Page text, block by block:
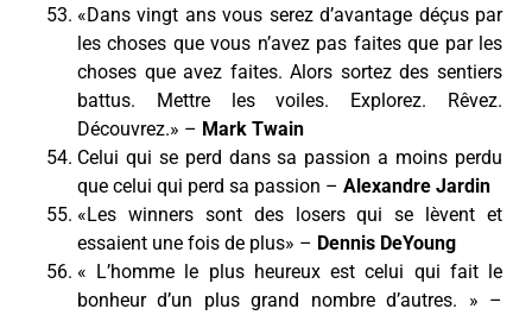
«Dans vingt ans vous serez d’avantage déçus par
les choses que vous n’avez pas faites que par les
choses que avez faites. Alors sortez des sentiers
battus. Mettre les voiles. Explorez. Rêvez.
Découvrez.» – Mark Twain
Celui qui se perd dans sa passion a moins perdu
que celui qui perd sa passion – Alexandre Jardin
«Les winners sont des losers qui se lèvent et
essaient une fois de plus» – Dennis DeYoung
« L’homme le plus heureux est celui qui fait le
bonheur d’un plus grand nombre d’autres. » –